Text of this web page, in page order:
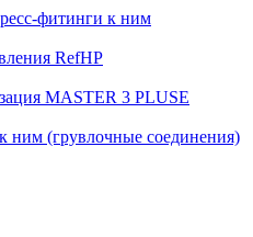
фитинги к ним
RefHP
MASTER 3 PLUSE
(грувлочные соединения)